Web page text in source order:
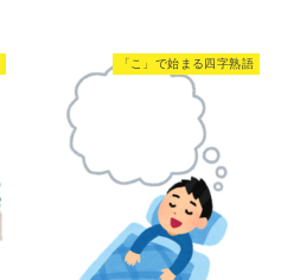
「こ」で始まる四字熟語